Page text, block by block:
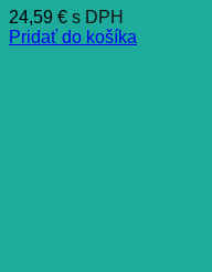
24,59 € s DPH
Pridať do košíka